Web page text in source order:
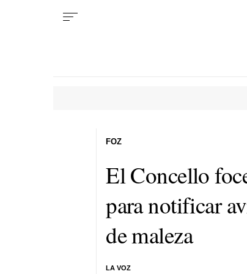
El Concello
para notificar
de maleza
LA VOZ
FOZ